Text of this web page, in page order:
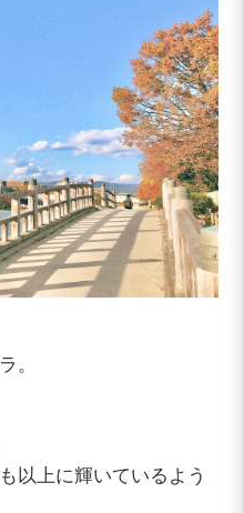
。
以上に輝いているよう